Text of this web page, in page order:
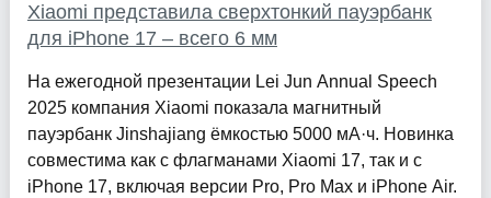
Xiaomi представила сверхтонкий пауэрбанк
для iPhone 17 – всего 6 мм
На ежегодной презентации Lei Jun Annual Speech
2025 компания Xiaomi показала магнитный
пауэрбанк Jinshajiang ёмкостью 5000 мА·ч. Новинка
совместима как с флагманами Xiaomi 17, так и с
iPhone 17, включая версии Pro, Pro Max и iPhone Air.